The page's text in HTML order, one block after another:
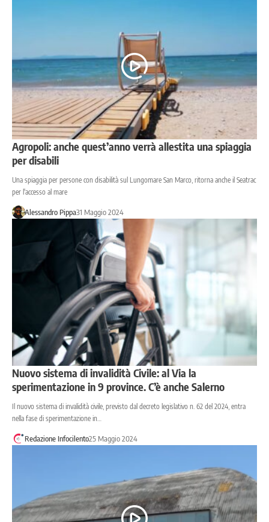
Agropoli: anche quest’anno verrà allestita una spiaggia
per disabili
Una spiaggia per persone con disabilità sul Lungomare San Marco, ritorna anche il Seatrac
per l'accesso al mare
Alessandro Pippa31 Maggio 2024
Nuovo sistema di invalidità Civile: al Via la
sperimentazione in 9 province. C’è anche Salerno
Il nuovo sistema di invalidità civile, previsto dal decreto legislativo n. 62 del 2024, entra
nella fase di sperimentazione in…
Redazione Infocilento25 Maggio 2024